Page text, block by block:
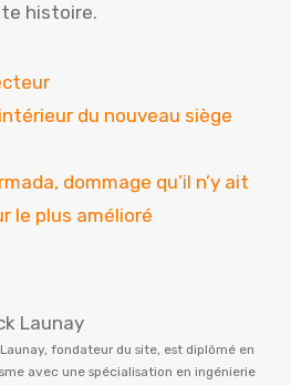
histoire.
du nouveau siège
dommage qu’il n’y ait
le plus amélioré
Launay
fondateur du site, est diplômé en
avec une spécialisation en ingénierie